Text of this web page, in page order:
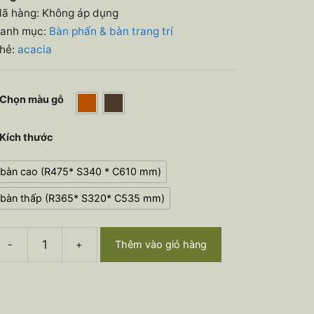
hàng: Không áp dụng
mục: Bàn phấn & bàn trang trí
acacia
Chọn màu gỗ
Kích thước
bàn cao (R475* S340 * C610 mm)
bàn thấp (R365* S320* C535 mm)
- + Thêm vào giỏ hàng